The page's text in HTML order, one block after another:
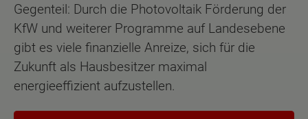
Gegenteil: Durch die Photovoltaik Förderung der
KfW und weiterer Programme auf Landesebene
gibt es viele finanzielle Anreize, sich für die
Zukunft als Hausbesitzer maximal
energieeffizient aufzustellen.